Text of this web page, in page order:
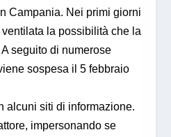
Campania. Nei primi giorni
la possibilità che la
seguito di numerose
sospesa il 5 febbraio
alcuni siti di informazione.
impersonando se